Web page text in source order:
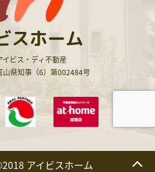
スホーム
イビス・ディ不動産
山県知事（6）第002484号
アイビスホーム